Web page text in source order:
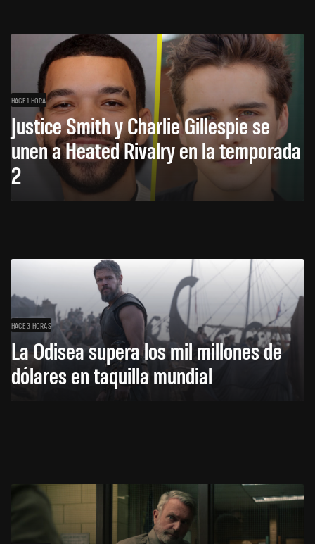
HACE 1 HORA
Justice Smith y Charlie Gillespie se
unen a Heated Rivalry en la temporada
2
HACE 3 HORAS
La Odisea supera los mil millones de
dólares en taquilla mundial